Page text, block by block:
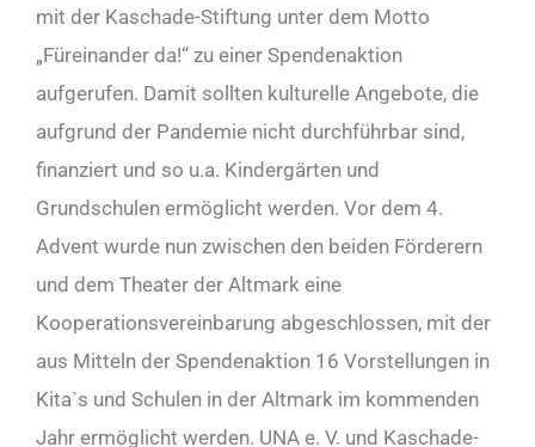
mit der Kaschade-Stiftung unter dem Motto
„Füreinander da!“ zu einer Spendenaktion
aufgerufen. Damit sollten kulturelle Angebote, die
aufgrund der Pandemie nicht durchführbar sind,
finanziert und so u.a. Kindergärten und
Grundschulen ermöglicht werden. Vor dem 4.
Advent wurde nun zwischen den beiden Förderern
und dem Theater der Altmark eine
Kooperationsvereinbarung abgeschlossen, mit der
aus Mitteln der Spendenaktion 16 Vorstellungen in
Kita`s und Schulen in der Altmark im kommenden
Jahr ermöglicht werden. UNA e. V. und Kaschade-